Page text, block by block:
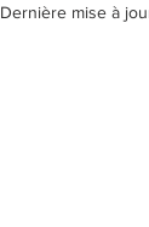
Dernière mise à